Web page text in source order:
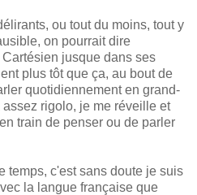
ou tout du moins, tout y
on pourrait dire
jusque dans ses
plus tôt que ça, au bout de
quotidiennement en grand-
rigolo, je me réveille et
train de penser ou de parler
temps, c'est sans doute je suis
la langue française que